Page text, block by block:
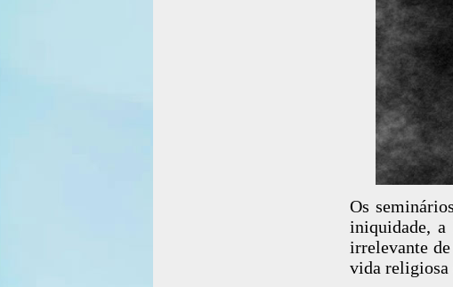
Os
iniquidade,
irrelevante
vida religiosa